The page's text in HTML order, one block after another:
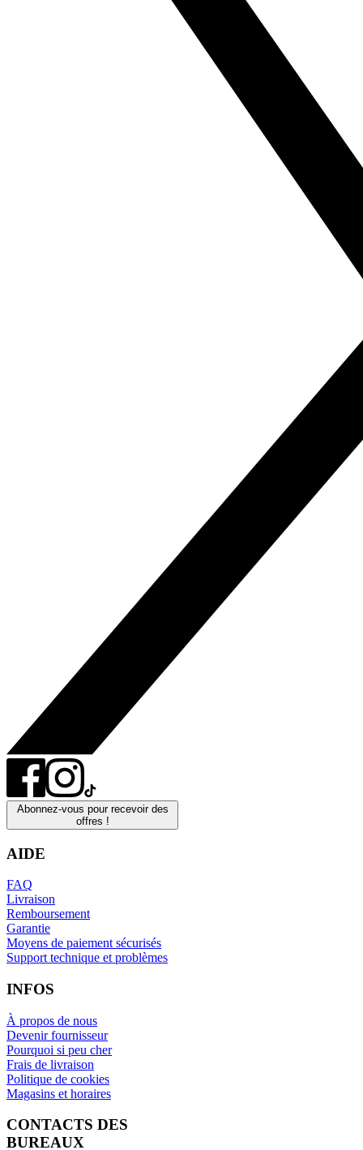
Abonnez-vous pour recevoir des
offres !
AIDE
FAQ
Livraison
Remboursement
Garantie
Moyens de paiement sécurisés
Support technique et problèmes
INFOS
À propos de nous
Devenir fournisseur
Pourquoi si peu cher
Frais de livraison
Politique de cookies
Magasins et horaires
CONTACTS DES
BUREAUX